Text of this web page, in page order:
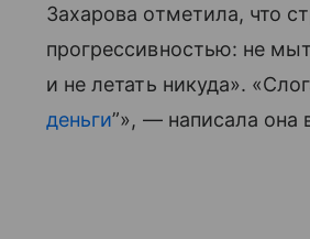
Захарова отметила, что
прогрессивностью: не
и не летать никуда».
деньги”», — написала она